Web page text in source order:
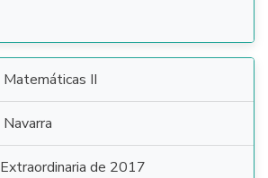
Matemáticas II
Navarra
Extraordinaria de 2017